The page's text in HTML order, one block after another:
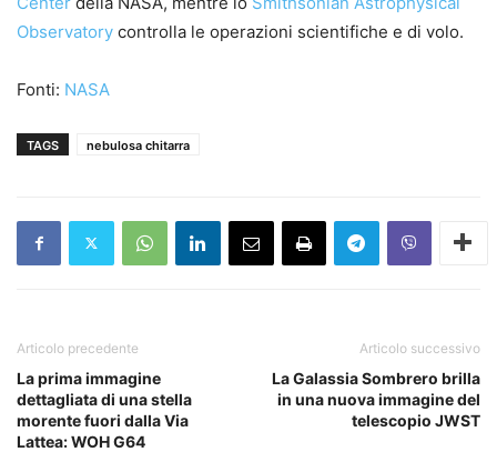
Observatory controlla le operazioni scientifiche e di volo.
Fonti: NASA
TAGS nebulosa chitarra
Articolo precedente
La prima immagine
dettagliata di una stella
morente fuori dalla Via
Lattea: WOH G64
Articolo successivo
La Galassia Sombrero brilla
in una nuova immagine del
telescopio JWST